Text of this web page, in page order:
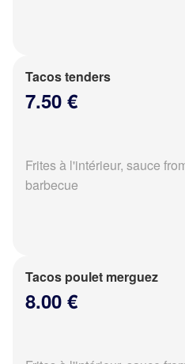
Tacos tenders
7.50 €
Frites à l'intérieur, sauce
barbecue
Tacos poulet merguez
8.00 €